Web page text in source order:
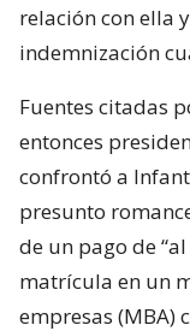
relación con ella
indemnización
Fuentes citadas
entonces
confrontó a
presunto
de un pago de
matrícula en un
empresas (MBA)